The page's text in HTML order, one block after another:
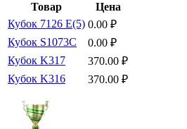
Товар
Цена
Кубок 7126 E(5) 0.00 ₽
Кубок S1073C
0.00 ₽
Кубок K317
370.00 ₽
Кубок K316
370.00 ₽